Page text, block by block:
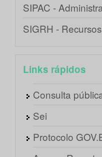
SIPAC -
SIGRH -
Links rápidos
Consulta
Sei
Protocolo